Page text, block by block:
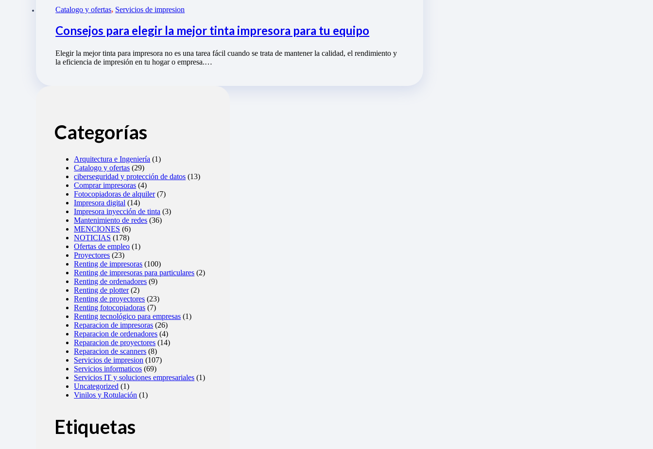
Catalogo y ofertas, Servicios de impresion
Consejos para elegir la mejor tinta impresora para tu equipo
Elegir la mejor tinta para impresora no es una tarea fácil cuando se trata de mantener la calidad, el rendimiento y
la eficiencia de impresión en tu hogar o empresa.…
Categorías
Arquitectura e Ingeniería (1)
Catalogo y ofertas (29)
ciberseguridad y protección de datos (13)
Comprar impresoras (4)
Fotocopiadoras de alquiler(7)
Impresora digital (14)
Impresora inyección de tinta (3)
Mantenimiento de redes (36)
MENCIONES (6)
NOTICIAS (178)
Ofertas de empleo (1)
Proyectores (23)
Renting de impresoras (100)
Renting de impresoras para particulares (2)
Renting de ordenadores (9)
Renting de plotter(2)
Renting de proyectores (23)
Renting fotocopiadoras (7)
Renting tecnológico para empresas (1)
Reparacion de impresoras (26)
Reparacion de ordenadores (4)
Reparacion de proyectores (14)
Reparacion de scanners (8)
Servicios de impresion (107)
Servicios informaticos (69)
Servicios IT y soluciones empresariales (1)
Uncategorized (1)
Vinilos y Rotulación (1)
Etiquetas